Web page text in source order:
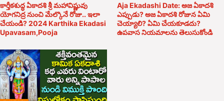
కార్తీకశుద్ధ ఏకాదశి శ్రీ మహావిష్ణువు
యోగనిద్ర నుంచి మేల్కొనే రోజు.. ఇలా
చేయండి? 2024 Karthika Ekadasi
Upavasam,Pooja
Aja Ekadashi Date: అజ ఏకాదశి
ఎప్పుడు? అజ ఏకాదశి రోజున ఏమి
చెయ్యాలి? ఏమి చేయకూడదు?
ఉపవాస నియమాలను తెలుసుకోండి